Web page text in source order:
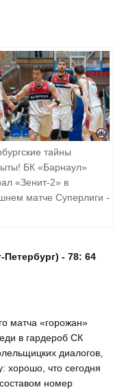
тайны
БК «Барнаул»
«Зенит-2» в
матче Суперлиги -
- 78: 64
матча «горожан»
в гардероб СК
диалогов,
хорошо, что сегодня
номер